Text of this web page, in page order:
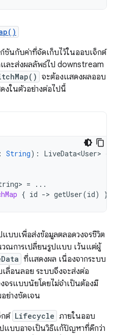
ชันกับค่าที่จัดเก็บไว้ในออบเจ็กต์
ละส่งผลลัพธ์ไป downstream
จะต้องแสดงผลออบ
งในตัวอย่างต่อไปนี้
: String): LiveData<User> {
=
...
{ id -> getUser(id) }
แบบเพื่อส่งข้อมูลตลอดวงจรชีวิต
วณการเปลี่ยนรูปแบบ เว้นแต่ผู้
ที่แสดงผล เนื่องจากระบบ
ลื่อนลอย ระบบจึงจะส่งต่อ
จรแบบนัยโดยไม่จำเป็นต้องมี
ย่างชัดเจน
กต์ Lifecycle ภายในออบ
แบบอาจเป็นวิธีแก้ปัญหาที่ดีกว่า